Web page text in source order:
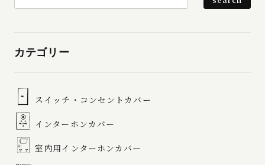
カテゴリー
スイッチ・コンセントカバー
インターホンカバー
室内用インターホンカバー